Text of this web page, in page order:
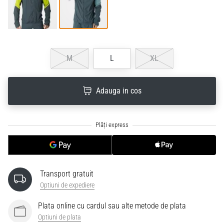
M L XL
Adauga in cos
Transport gratuit
Optiuni de expediere
Plata online cu cardul sau alte metode de plata
Optiuni de plata